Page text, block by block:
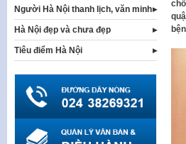
Người Hà Nội thanh lịch, văn minh
Hà Nội đẹp và chưa đẹp
Tiêu điểm Hà Nội